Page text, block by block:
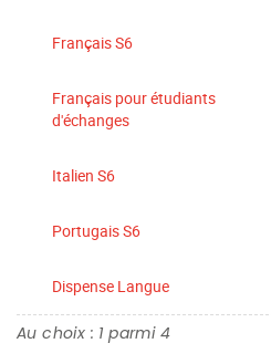
Français S6
Français pour étudiants
d'échanges
Italien S6
Portugais S6
Dispense Langue
Au choix : 1 parmi 4